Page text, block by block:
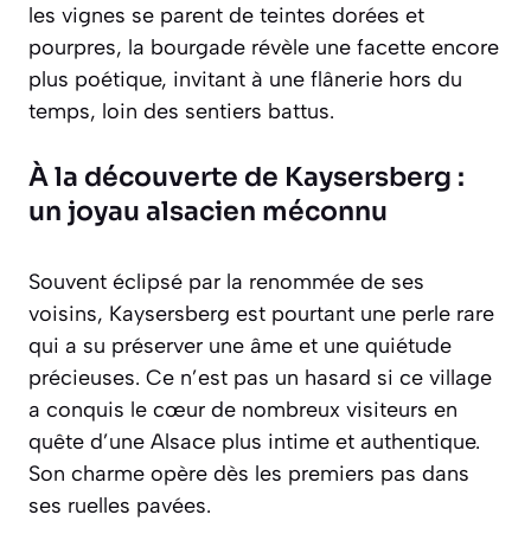
les vignes se parent de teintes dorées et
pourpres, la bourgade révèle une facette encore
plus poétique, invitant à une flânerie hors du
temps, loin des sentiers battus.
À la découverte de Kaysersberg :
un joyau alsacien méconnu
Souvent éclipsé par la renommée de ses
voisins, Kaysersberg est pourtant une perle rare
qui a su préserver une âme et une quiétude
précieuses. Ce n’est pas un hasard si ce village
a conquis le cœur de nombreux visiteurs en
quête d’une Alsace plus intime et authentique.
Son charme opère dès les premiers pas dans
ses ruelles pavées.